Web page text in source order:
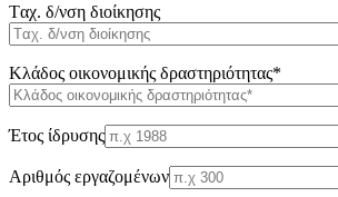
Tαχ. δ/νση διοίκησης
Κλάδος οικονομικής δραστηριότητας*
Έτος ίδρυσης
Αριθμός εργαζομένων